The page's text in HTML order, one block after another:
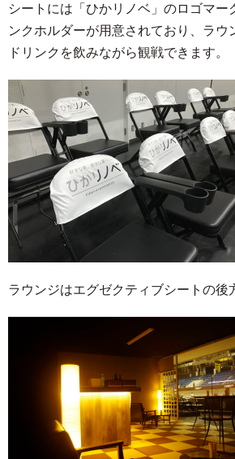
シートには「ひかリノベ」のロゴマー
ンクホルダーが用意されており、ラウ
ドリンクを飲みながら観戦できます。
ラウンジはエグゼクティブシートの後